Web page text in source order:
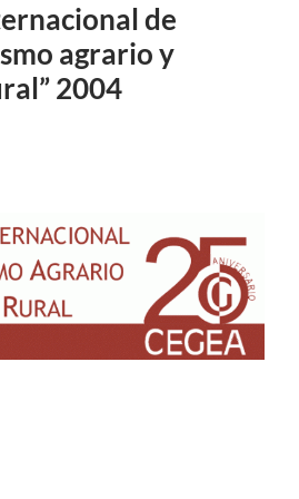
de
agrario y
2004